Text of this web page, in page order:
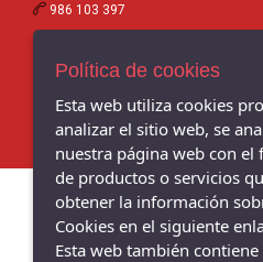
986 103 397
986 102 081
Política de cookies
Esta web utiliza cookies
analizar el sitio web, se
nuestra página web con
de productos o servicios
obtener la información
Cookies en el siguiente
Esta web también